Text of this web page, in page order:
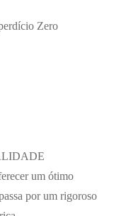
Zero
um ótimo
por um rigoroso